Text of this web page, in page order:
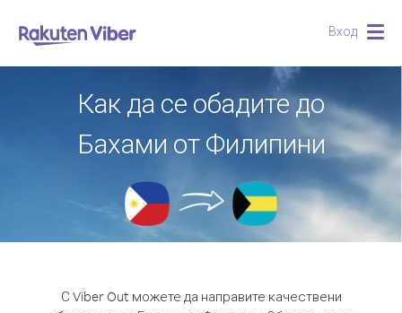
Вход
Как да се обадите до
Бахами от Филипини
С Viber Out можете да направите качествени